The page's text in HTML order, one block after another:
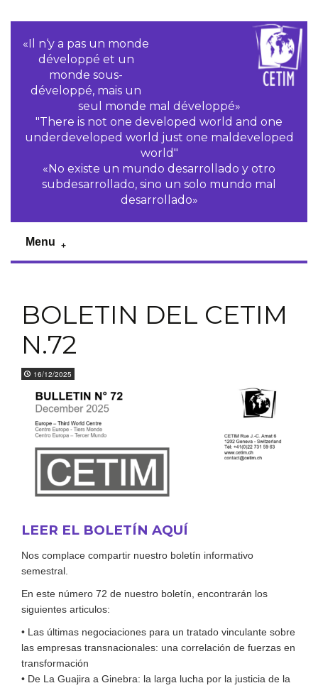
«Il n‘y a pas un monde
développé et un
monde sous-
développé, mais un
seul monde mal développé»
"There is not one developed world and one
underdeveloped world just one maldeveloped
world"
«No existe un mundo desarrollado y otro
subdesarrollado, sino un solo mundo mal
desarrollado»
Menu
BOLETIN DEL CETIM
N.72
16/12/2025
LEER EL BOLETÍN AQUÍ
Nos complace compartir nuestro boletín informativo
semestral.
En este número 72 de nuestro boletín, encontrarán los
siguientes articulos:
• Las últimas negociaciones para un tratado vinculante sobre
las empresas transnacionales: una correlación de fuerzas en
transformación
• De La Guajira a Ginebra: la larga lucha por la justicia de la